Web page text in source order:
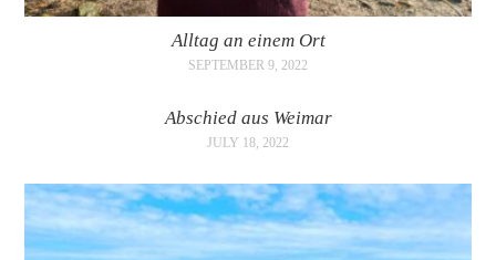
Alltag an einem Ort
SEPTEMBER 9, 2022
Abschied aus Weimar
JULY 18, 2022